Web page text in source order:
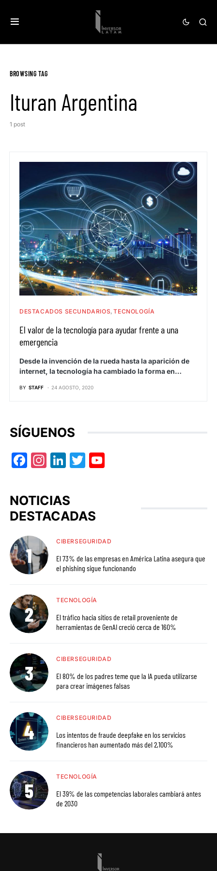
BROWSING TAG
Ituran Argentina
1 post
DESTACADOS SECUNDARIOS TECNOLOGÍA
El valor de la tecnología para ayudar frente a una
emergencia
Desde la invención de la rueda hasta la aparición de
internet, la tecnología ha cambiado la forma en…
BY STAFF 24 AGOSTO, 2020
SÍGUENOS
Facebook
Instagram
LinkedIn
Twitter
NOTICIAS
DESTACADAS
CIBERSEGURIDAD
El 73% de las empresas en América Latina asegura que
el phishing sigue funcionando
TECNOLOGÍA
El tráfico hacia sitios de retail proveniente de
herramientas de GenAI creció cerca de 160%
CIBERSEGURIDAD
El 80% de los padres teme que la IA pueda utilizarse
para crear imágenes falsas
CIBERSEGURIDAD
Los intentos de fraude deepfake en los servicios
financieros han aumentado más del 2,100%
TECNOLOGÍA
El 39% de las competencias laborales cambiará antes
de 2030